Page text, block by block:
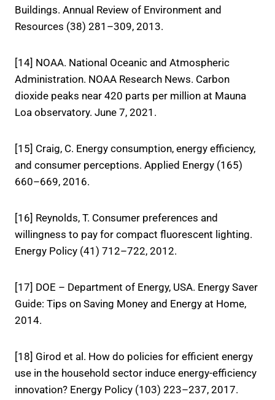
Buildings. Annual Review of Environment and
Resources (38) 281–309, 2013.
[14] NOAA. National Oceanic and Atmospheric
Administration. NOAA Research News. Carbon
dioxide peaks near 420 parts per million at Mauna
Loa observatory. June 7, 2021.
[15] Craig, C. Energy consumption, energy efficiency,
and consumer perceptions. Applied Energy (165)
660–669, 2016.
[16] Reynolds, T. Consumer preferences and
willingness to pay for compact fluorescent lighting.
Energy Policy (41) 712–722, 2012.
[17] DOE – Department of Energy, USA. Energy Saver
Guide: Tips on Saving Money and Energy at Home,
2014.
[18] Girod et al. How do policies for efficient energy
use in the household sector induce energy-efficiency
innovation? Energy Policy (103) 223–237, 2017.